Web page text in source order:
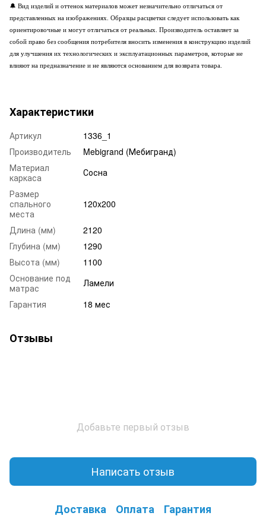
🔔 Вид изделий и оттенок материалов может незначительно отличаться от
представленных на изображениях. Образцы расцветки следует использовать как
ориентировочные и могут отличаться от реальных. Производитель оставляет за
собой право без сообщения потребителя вносить изменения в конструкцию изделий
для улучшения их технологических и эксплуатационных параметров, которые не
влияют на предназначение и не являются основанием для возврата товара.
Характеристики
Артикул
1336_1
Производитель
Mebigrand (Мебигранд)
Материал
каркаса
Сосна
Размер
спального
места
120x200
Длина (мм)
2120
Глубина (мм)
1290
Высота (мм)
1100
Основание под
матрас
Ламели
Гарантия
18 мес
Отзывы
Добавьте первый отзыв
Написать отзыв
Доставка Оплата Гарантия